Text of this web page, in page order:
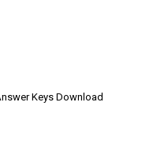
Keys Download